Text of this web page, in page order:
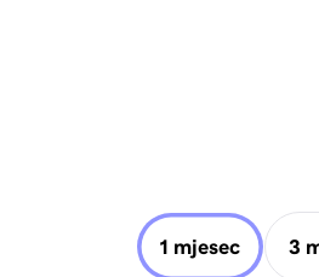
1 mjesec 3